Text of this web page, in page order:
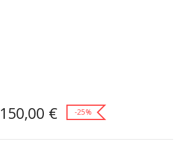
150,00 €Plage
de
prix :
-25%